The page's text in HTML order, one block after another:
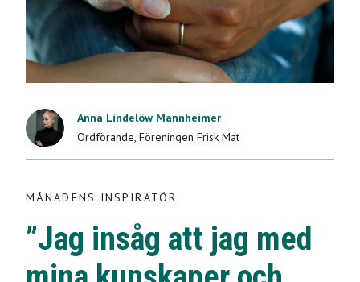
MÅNADENS INSPIRATÖR
”Jag insåg att jag
med mina kunskaper
och erfarenheter
kunde göra skillnad”
Anna Lindelöw Mannheimer
Ordförande, Föreningen Frisk Mat
MÅNADENS INSPIRATÖR
”Jag insåg att jag med